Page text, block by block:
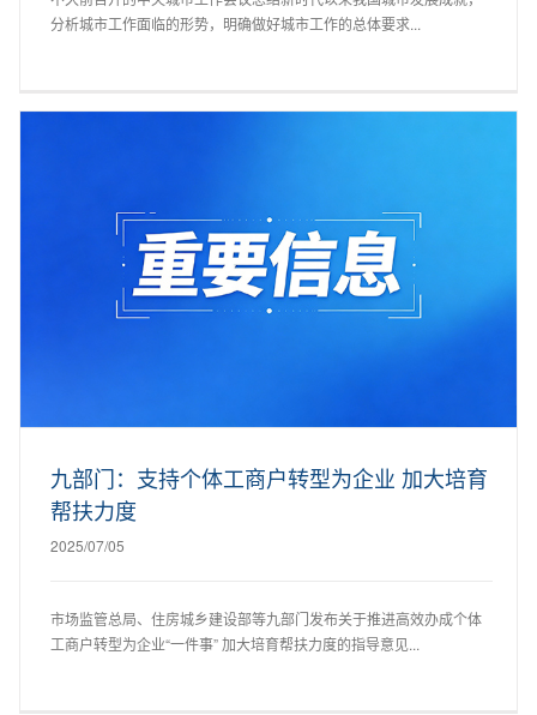
分析城市工作面临的形势，明确做好城市工作的总体要求...
九部门：支持个体工商户转型为企业 加大培育
帮扶力度
2025/07/05
市场监管总局、住房城乡建设部等九部门发布关于推进高效办成个体
工商户转型为企业“一件事” 加大培育帮扶力度的指导意见...